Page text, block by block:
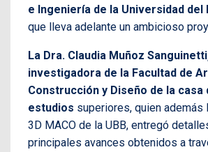
e Ingeniería de la Universidad del
que lleva adelante un ambicioso
La Dra. Claudia Muñoz
investigadora de la Facultad de
Construcción y Diseño de la casa
estudios superiores, quien además
3D MACO de la UBB, entregó
principales avances obtenidos a